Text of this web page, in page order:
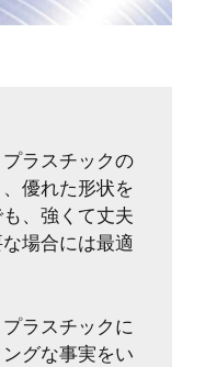
プラスチックの
優れた形状を
も、強くて丈夫
場合には最適
ラスチックに
グな事実をい